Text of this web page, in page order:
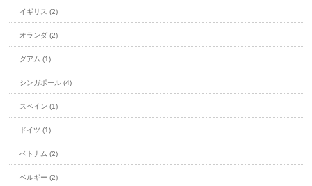
イギリス (2)
オランダ (2)
グアム (1)
シンガポール (4)
スペイン (1)
ドイツ (1)
ベトナム (2)
ベルギー (2)